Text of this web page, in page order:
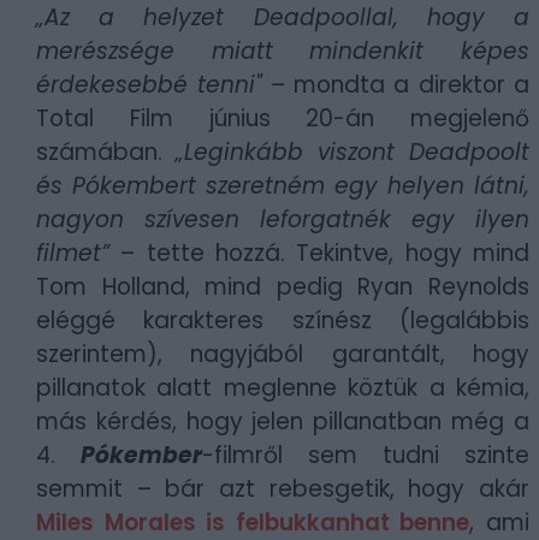
„Az a helyzet Deadpoollal, hogy a
merészsége miatt mindenkit képes
érdekesebbé tenni"– mondta a direktor a
Total Film június 20-án megjelenő
számában.„Leginkább viszont Deadpoolt
és Pókembert szeretném egy helyen látni,
nagyon szívesen leforgatnék egy ilyen
filmet”– tette hozzá. Tekintve, hogy mind
Tom Holland, mind pedig Ryan Reynolds
eléggé karakteres színész (legalábbis
szerintem), nagyjából garantált, hogy
pillanatok alatt meglenne köztük a kémia,
más kérdés, hogy jelen pillanatban még a
4. Pókember-filmről sem tudni szinte
semmit – bár azt rebesgetik, hogy akár
Miles Morales is felbukkanhat benne, ami